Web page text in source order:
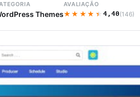
Themes
AVALIAÇÃO
★★★★★
★★★★★4,40(146)